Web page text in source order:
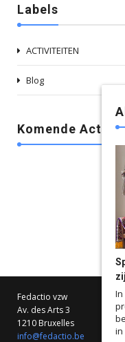
Labels
ACTIVITEITEN
Blog
Komende
Fedactio vzw
Av. des Arts 3
1210 Bruxelles
info@fedactio.be
in